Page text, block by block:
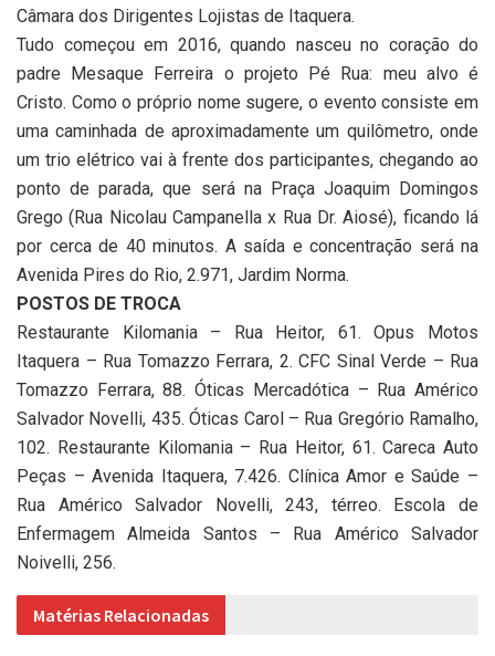
Câmara dos Dirigentes Lojistas de Itaquera.
Tudo começou em 2016, quando nasceu no coração do
padre Mesaque Ferreira o projeto Pé Rua: meu alvo é
Cristo. Como o próprio nome sugere, o evento consiste em
uma caminhada de aproximadamente um quilômetro, onde
um trio elétrico vai à frente dos participantes, chegando ao
ponto de parada, que será na Praça Joaquim Domingos
Grego (Rua Nicolau Campanella x Rua Dr. Aiosé), ficando lá
por cerca de 40 minutos. A saída e concentração será na
Avenida Pires do Rio, 2.971, Jardim Norma.
POSTOS DE TROCA
Restaurante Kilomania – Rua Heitor, 61. Opus Motos
Itaquera – Rua Tomazzo Ferrara, 2. CFC Sinal Verde – Rua
Tomazzo Ferrara, 88. Óticas Mercadótica – Rua Américo
Salvador Novelli, 435. Óticas Carol – Rua Gregório Ramalho,
102. Restaurante Kilomania – Rua Heitor, 61. Careca Auto
Peças – Avenida Itaquera, 7.426. Clínica Amor e Saúde –
Rua Américo Salvador Novelli, 243, térreo. Escola de
Enfermagem Almeida Santos – Rua Américo Salvador
Noivelli, 256.
Matérias Relacionadas